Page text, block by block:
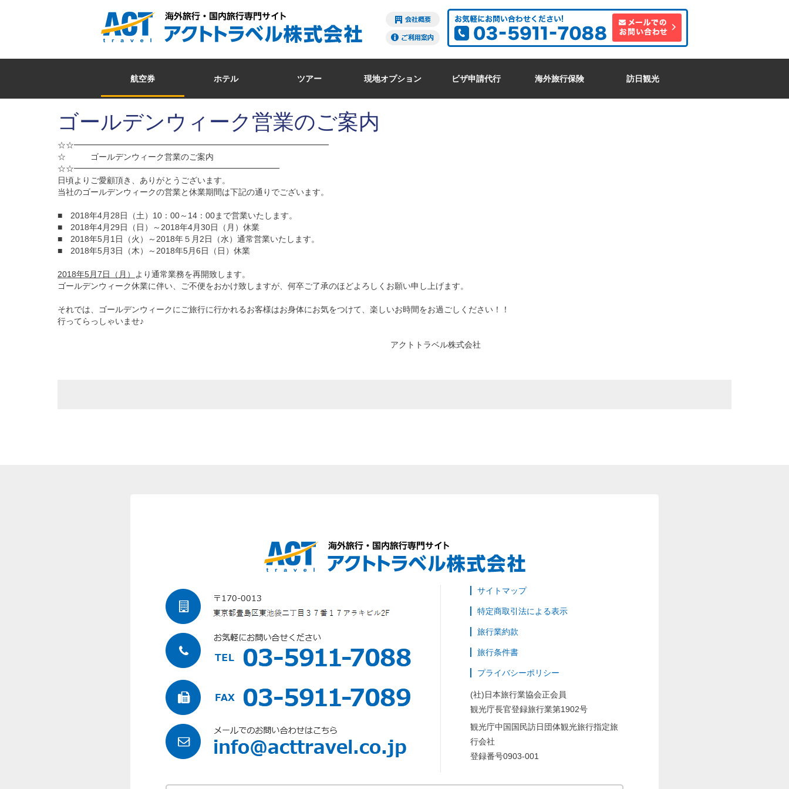
航空券 ホテル ツアー 現地オプション ビザ申請代行 海外旅行保険 訪日観光
ゴールデンウィーク営業のご案内
☆☆━━━━━━━━━━━━━━━━━━━━━━━━━━━━━━━
☆ ゴールデンウィーク営業のご案内
☆☆━━━━━━━━━━━━━━━━━━━━━━━━━
日頃よりご愛顧頂き、ありがとうございます。
当社のゴールデンウィークの営業と休業期間は下記の通りでございます。
■ 2018年4月28日（土）10：00～14：00まで営業いたします。
■ 2018年4月29日（日）～2018年4月30日（月）休業
■ 2018年5月1日（火）～2018年５月2日（水）通常営業いたします。
■ 2018年5月3日（木）～2018年5月6日（日）休業
2018年5月7日（月）
より通常業務を再開致します。
ゴールデンウィーク休業に伴い、ご不便をおかけ致しますが、何卒ご了承のほどよろしくお願い申し上げます。
それでは、ゴールデンウィークにご旅行に行かれるお客様はお身体にお気をつけて、楽しいお時間をお過ごしください！！
行ってらっしゃいませ♪
アクトトラベル株式会社
サイトマップ
特定商取引法による表示
旅行業約款
旅行条件書
プライバシーポリシー
(社)日本旅行業協会正会員
観光庁長官登録旅行業第1902号
観光庁中国国民訪日団体観光旅行指定旅
行会社
登録番号0903-001